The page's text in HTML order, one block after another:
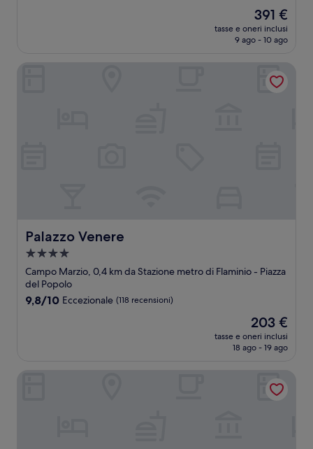
Il
prezzo
attuale
391 €
391 €
tasse e oneri inclusi
9 ago - 10 ago
Palazzo Venere
Palazzo Venere
Struttura
a
4.0
stelle
Campo Marzio, 0,4 km da Stazione metro di Flaminio - Piazza
del Popolo
9.8
9,8/10 Eccezionale (118 recensioni)
Il
prezzo
attuale
203 €
203 €
tasse e oneri inclusi
18 ago - 19 ago